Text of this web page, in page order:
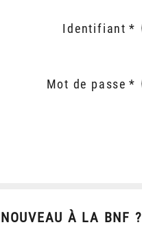
Identifiant
Mot de passe
NOUVEAU À LA BNF ?